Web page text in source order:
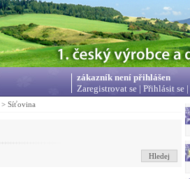
zákazník není přihlášen
Zaregistrovat se | Přihlásit se |
> Síťovina
Hledej